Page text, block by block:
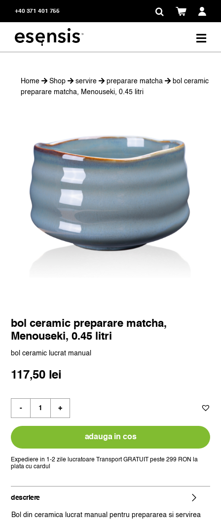
+40 371 401 755
Home Shop servire preparare matcha
bol ceramic
preparare matcha, Menouseki, 0.45 litri
bol ceramic preparare matcha,
Menouseki, 0.45 litri
bol ceramic lucrat manual
117,50 lei
ceramic
Menouseki,
0.45
adauga in cos
Expediere in 1-2 zile lucratoare Transport GRATUIT peste 299 RON la
plata cu cardul
descriere
Bol din ceramica lucrat manual pentru prepararea si servirea